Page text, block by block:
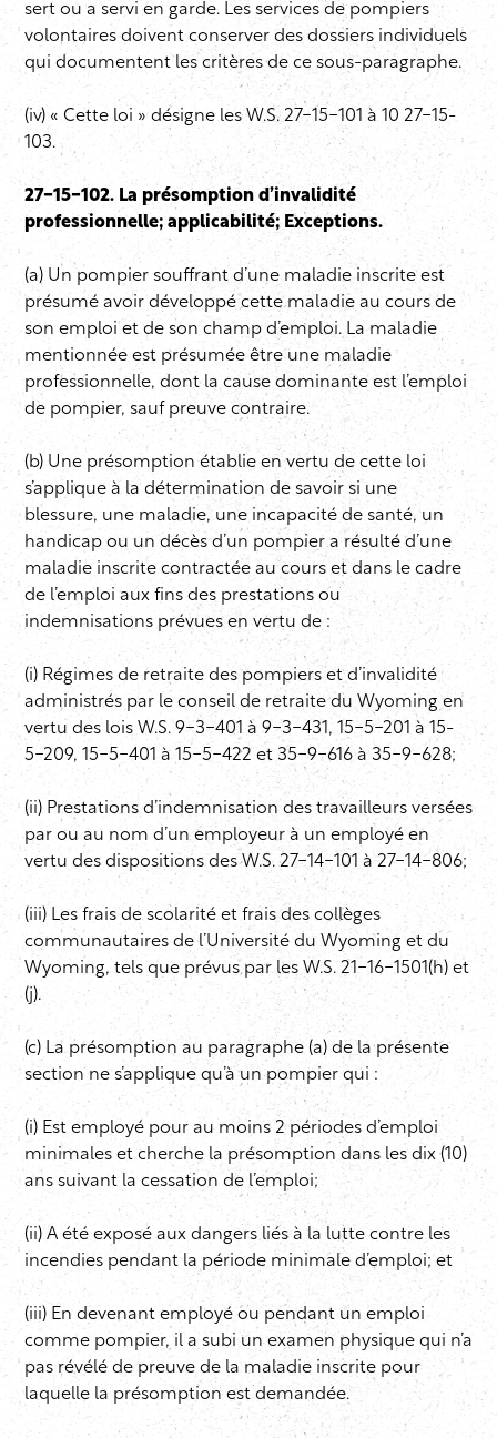
sert ou a servi en garde. Les services de pompiers
volontaires doivent conserver des dossiers individuels
qui documentent les critères de ce sous-paragraphe.
(iv) « Cette loi » désigne les W.S. 27-15-101 à 10 27-15-
103.
27-15-102. La présomption d’invalidité
professionnelle; applicabilité; Exceptions.
(a) Un pompier souffrant d’une maladie inscrite est
présumé avoir développé cette maladie au cours de
son emploi et de son champ d’emploi. La maladie
mentionnée est présumée être une maladie
professionnelle, dont la cause dominante est l’emploi
de pompier, sauf preuve contraire.
(b) Une présomption établie en vertu de cette loi
s’applique à la détermination de savoir si une
blessure, une maladie, une incapacité de santé, un
handicap ou un décès d’un pompier a résulté d’une
maladie inscrite contractée au cours et dans le cadre
de l’emploi aux fins des prestations ou
indemnisations prévues en vertu de :
(i) Régimes de retraite des pompiers et d’invalidité
administrés par le conseil de retraite du Wyoming en
vertu des lois W.S. 9-3-401 à 9-3-431, 15-5-201 à 15-
5-209, 15-5-401 à 15-5-422 et 35-9-616 à 35-9-628;
(ii) Prestations d’indemnisation des travailleurs versées
par ou au nom d’un employeur à un employé en
vertu des dispositions des W.S. 27-14-101 à 27-14-806;
(iii) Les frais de scolarité et frais des collèges
communautaires de l’Université du Wyoming et du
Wyoming, tels que prévus par les W.S. 21-16-1501(h) et
(j).
(c) La présomption au paragraphe (a) de la présente
section ne s’applique qu’à un pompier qui :
(i) Est employé pour au moins 2 périodes d’emploi
minimales et cherche la présomption dans les dix (10)
ans suivant la cessation de l’emploi;
(ii) A été exposé aux dangers liés à la lutte contre les
incendies pendant la période minimale d’emploi; et
(iii) En devenant employé ou pendant un emploi
comme pompier, il a subi un examen physique qui n’a
pas révélé de preuve de la maladie inscrite pour
laquelle la présomption est demandée.